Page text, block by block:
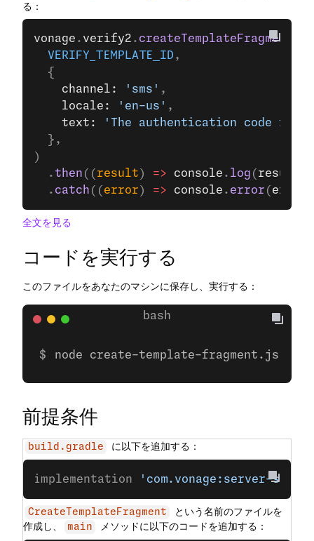
る：
vonage . verify2 . createTemplateFragment
  VERIFY_TEMPLATE_ID
,
  {
    channel:
'sms' ,
    locale:
'en-us' ,
    text:
'The authentication code for
  },
)
  .
then (( result ) => console . log ( result
  .
catch (( error ) => console . error ( error
全文を見る
コードを実行する
このファイルをあなたのマシンに保存し、実行する：
node create-template-fragment.js
前提条件
build.gradle に以下を追加する：
implementation 'com.vonage:server-
CreateTemplateFragment
という名前のファイルを
作成し、
main メソッドに以下のコードを追加する：